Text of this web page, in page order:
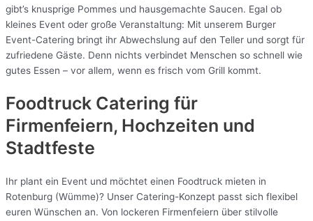
gibt’s knusprige Pommes und hausgemachte Saucen. Egal ob
kleines Event oder große Veranstaltung: Mit unserem Burger
Event-Catering bringt ihr Abwechslung auf den Teller und sorgt für
zufriedene Gäste. Denn nichts verbindet Menschen so schnell wie
gutes Essen – vor allem, wenn es frisch vom Grill kommt.
Foodtruck Catering für
Firmenfeiern, Hochzeiten und
Stadtfeste
Ihr plant ein Event und möchtet einen Foodtruck mieten in
Rotenburg (Wümme)? Unser Catering-Konzept passt sich flexibel
euren Wünschen an. Von lockeren Firmenfeiern über stilvolle